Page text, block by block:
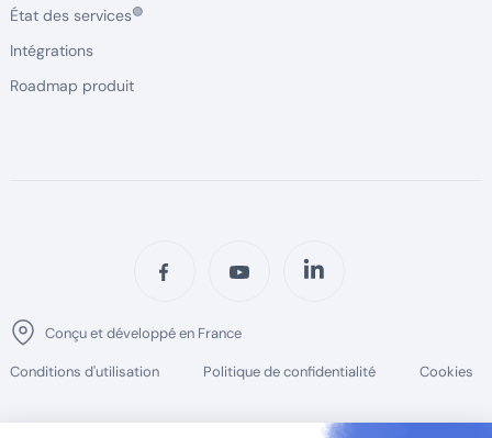
État des services🟢
Intégrations
Roadmap produit
Conçu et développé en France
Conditions d'utilisation Politique de confidentialité Cookies